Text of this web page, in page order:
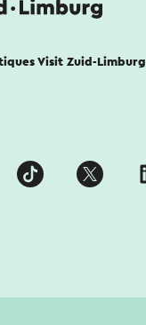
Visit Zuid-Limburg